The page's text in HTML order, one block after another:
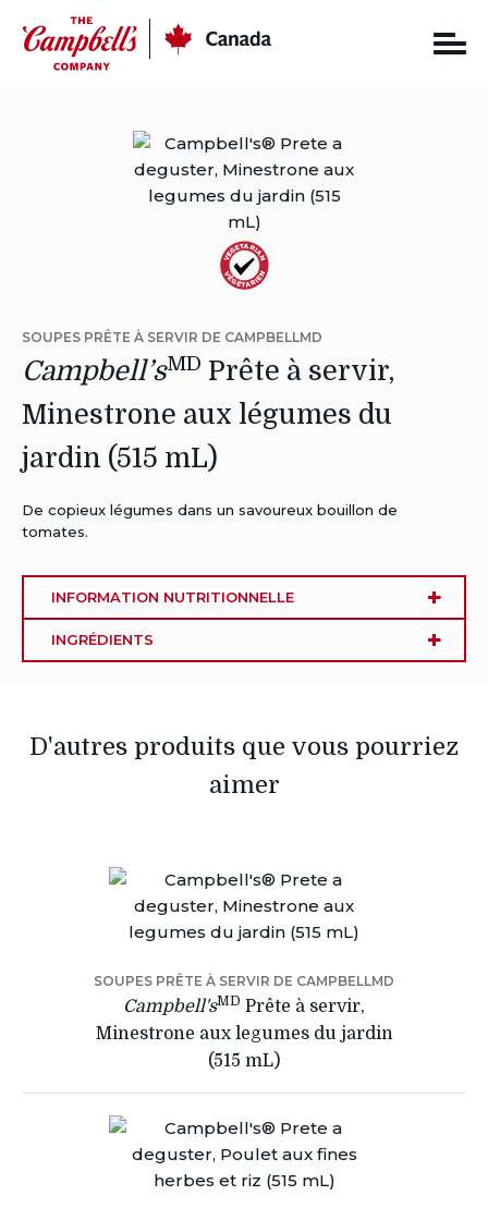
content
Régimes:
Végétarien
SOUPES PRÊTE À SERVIR DE CAMPBELLMD
Campbell’sMD Prête à servir,
Minestrone aux légumes du
jardin (515 mL)
De copieux légumes dans un savoureux bouillon de
tomates.
INFORMATION NUTRITIONNELLE
INGRÉDIENTS
D'autres produits que vous pourriez
aimer
SOUPES PRÊTE À SERVIR DE CAMPBELLMD
Campbell'sMD Prête à servir,
Minestrone aux legumes du jardin
(515 mL)